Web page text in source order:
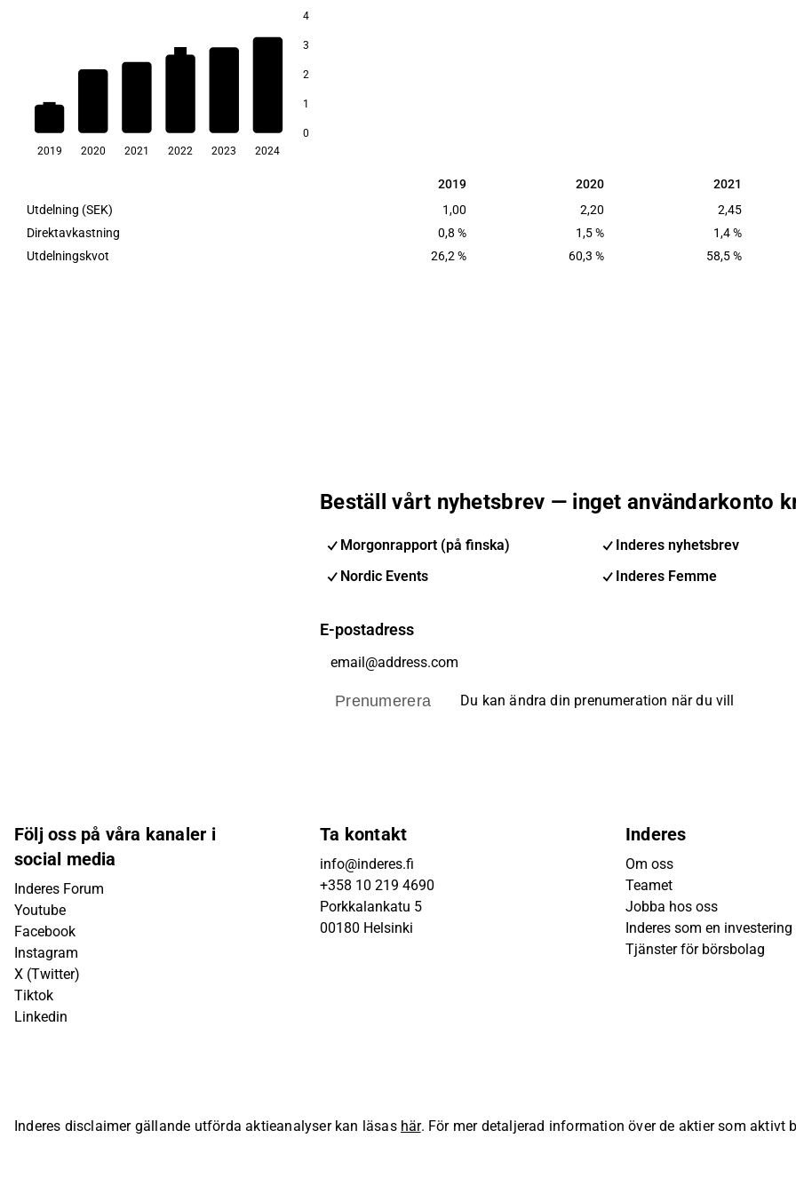
4
3
2
1
0
0,8
2,7
2019 2020 2021 2022 2023 2024
2019 2020 2021
2019 2020 2021
Utdelning (SEK)
1,00 2,20 2,45
Direktavkastning
0,8 % 1,5 % 1,4 %
Utdelningskvot
26,2 % 60,3 % 58,5 %
Beställ vårt nyhetsbrev — inget användarkonto
Morgonrapport (på finska)
Inderes nyhetsbrev
Nordic Events
Inderes Femme
E-postadress
Prenumerera Du kan ändra din prenumeration när du vill
Följ oss på våra kanaler i
social media
Inderes Forum
Youtube
Facebook
Instagram
X (Twitter)
Tiktok
Linkedin
Ta kontakt
info@inderes.fi
+358 10 219 4690
Porkkalankatu 5
00180 Helsinki
Inderes
Om oss
Teamet
Jobba hos oss
Inderes som en investering
Tjänster för börsbolag
Inderes disclaimer gällande utförda aktieanalyser kan läsas här. För mer detaljerad information över de aktier som aktivt